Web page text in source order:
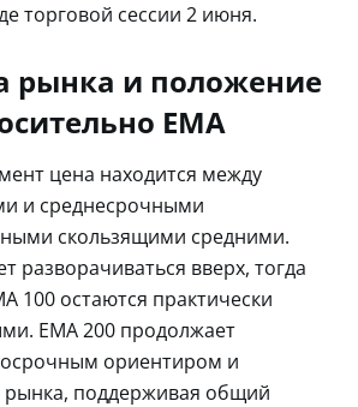
торговой сессии 2 июня.
рынка и положение
EMA
цена находится между
и среднесрочными
скользящими средними.
разворачиваться вверх, тогда
100 остаются практически
EMA 200 продолжает
ориентиром и
рынка, поддерживая общий